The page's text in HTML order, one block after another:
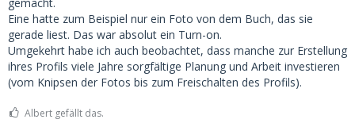
Eine hatte zum Beispiel nur ein Foto von dem Buch, das sie
gerade liest. Das war absolut ein Turn-on.
Umgekehrt habe ich auch beobachtet, dass manche zur Erstellung
ihres Profils viele Jahre sorgfältige Planung und Arbeit investieren
(vom Knipsen der Fotos bis zum Freischalten des Profils).
Albert gefällt das.